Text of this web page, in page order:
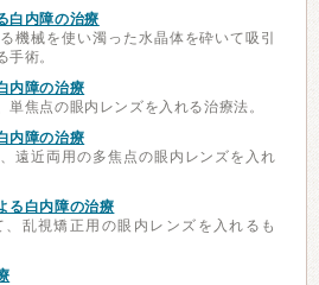
白内障の治療
機械を使い濁った水晶体を砕いて吸引
手術。
内障の治療
単焦点の眼内レンズを入れる治療法。
内障の治療
遠近両用の多焦点の眼内レンズを入れ
る白内障の治療
乱視矯正用の眼内レンズを入れるも